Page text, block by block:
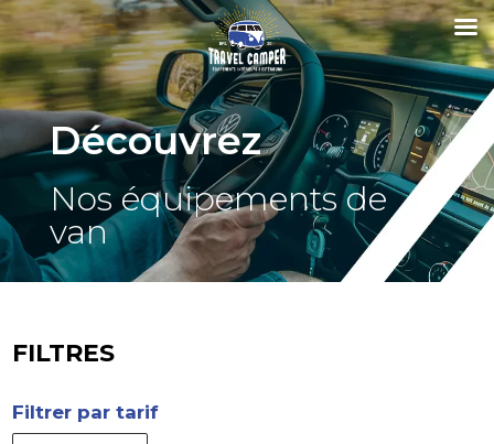
Découvrez
Nos équipements de
van
FILTRES
Filtrer par tarif